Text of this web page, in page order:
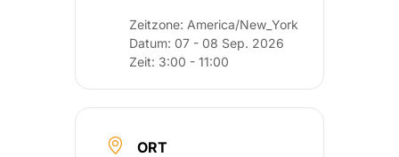
Zeitzone: America/New_York
Datum: 07 - 08 Sep. 2026
Zeit: 3:00 - 11:00
ORT